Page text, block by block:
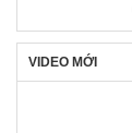
VIDEO MỚI